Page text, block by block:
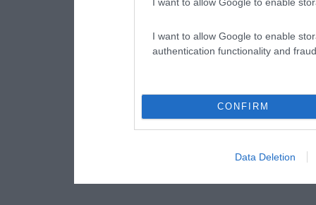
I want to allow Google to enable
authentication functionality and
CONFIRM
Data Deletion